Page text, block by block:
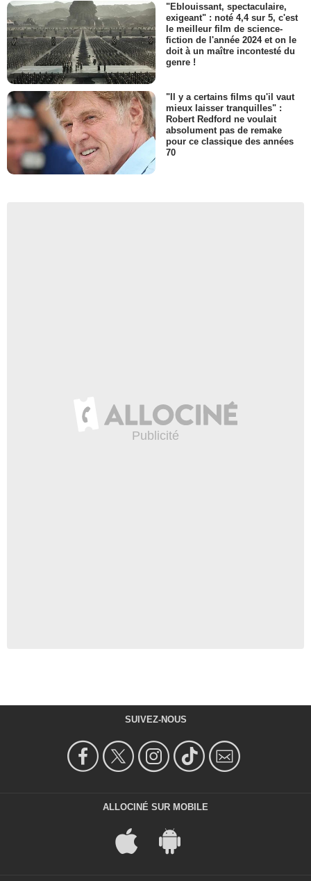
"Eblouissant, spectaculaire,
exigeant" : noté 4,4 sur 5, c'est
le meilleur film de science-
fiction de l'année 2024 et on le
doit à un maître incontesté du
genre !
"Il y a certains films qu'il vaut
mieux laisser tranquilles" :
Robert Redford ne voulait
absolument pas de remake
pour ce classique des années
70
SUIVEZ-NOUS
ALLOCINÉ SUR MOBILE